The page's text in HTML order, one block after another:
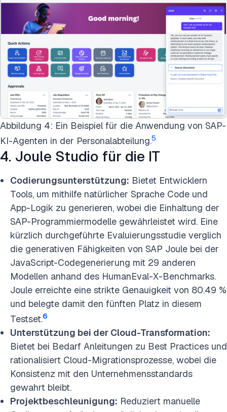
Abbildung 4: Ein Beispiel für die Anwendung von SAP-
KI-Agenten in der Personalabteilung.5
4. Joule Studio für die IT
Codierungsunterstützung: Bietet Entwicklern
Tools, um mithilfe natürlicher Sprache Code und
App-Logik zu generieren, wobei die Einhaltung der
SAP-Programmiermodelle gewährleistet wird. Eine
kürzlich durchgeführte Evaluierungsstudie verglich
die generativen Fähigkeiten von SAP Joule bei der
JavaScript-Codegenerierung mit 29 anderen
Modellen anhand des HumanEval-X-Benchmarks.
Joule erreichte eine strikte Genauigkeit von 80.49 %
und belegte damit den fünften Platz in diesem
Testset.6
Unterstützung bei der Cloud-Transformation:
Bietet bei Bedarf Anleitungen zu Best Practices und
rationalisiert Cloud-Migrationsprozesse, wobei die
Konsistenz mit den Unternehmensstandards
gewahrt bleibt.
Projektbeschleunigung: Reduziert manuelle